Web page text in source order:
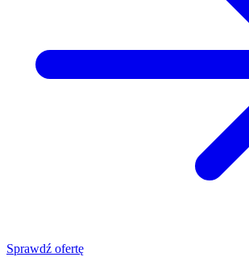
Sprawdź ofertę